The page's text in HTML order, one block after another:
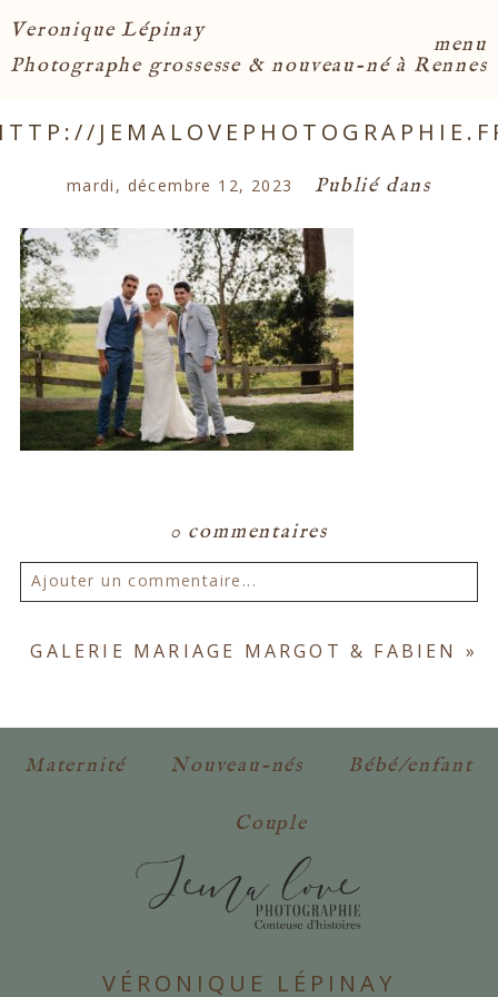
menu
Veronique Lépinay
Photographe grossesse & nouveau-né à Rennes
mardi, décembre 12, 2023 Publié dans
0 commentaires
Ajouter un commentaire...
Votre email ne sera jamais publié ou partagé.
GALERIE MARIAGE MARGOT & FABIEN »
Maternité Nouveau-nés Bébé/enfant
Couple
VÉRONIQUE LÉPINAY